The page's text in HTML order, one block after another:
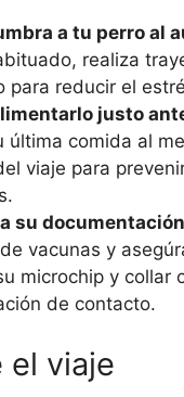
a tu perro al
realiza
para reducir el
justo
última comida al
viaje para
su documentación
vacunas y
microchip y collar
de contacto.
el viaje